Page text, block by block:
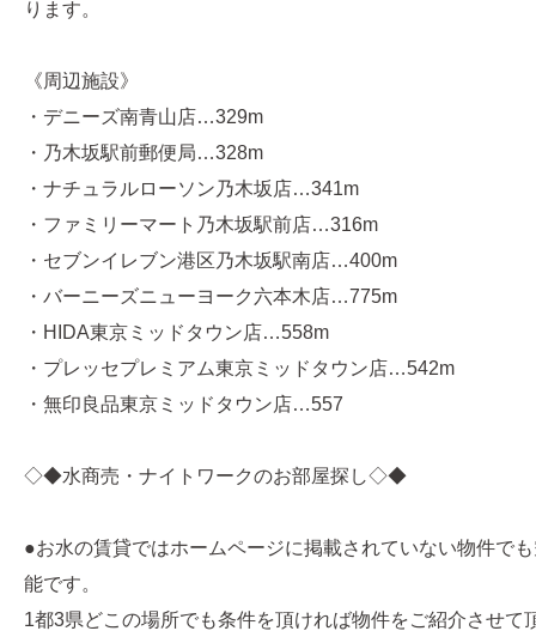
ります。
《周辺施設》
・デニーズ南青山店…329m
・乃木坂駅前郵便局…328m
・ナチュラルローソン乃木坂店…341m
・ファミリーマート乃木坂駅前店…316m
・セブンイレブン港区乃木坂駅南店…400m
・バーニーズニューヨーク六本木店…775m
・HIDA東京ミッドタウン店…558m
・プレッセプレミアム東京ミッドタウン店…542m
・無印良品東京ミッドタウン店…557
◇◆水商売・ナイトワークのお部屋探し◇◆
●お水の賃貸ではホームページに掲載されていない物件で
能です。
1都3県どこの場所でも条件を頂ければ物件をご紹介させて